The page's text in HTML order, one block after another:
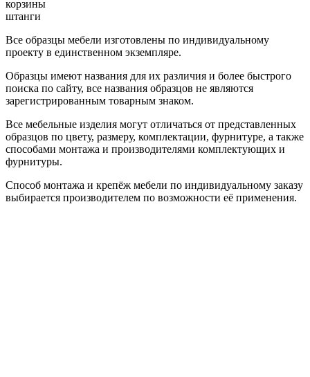
корзины
штанги
Все образцы мебели изготовлены по индивидуальному
проекту в единственном экземпляре.
Образцы имеют названия для их различия и более быстрого
поиска по сайту, все названия образцов не являются
зарегистрированным товарным знаком.
Все мебельные изделия могут отличаться от представленных
образцов по цвету, размеру, комплектации, фурнитуре, а также
способами монтажа и производителями комплектующих и
фурнитуры.
Способ монтажа и крепёж мебели по индивидуальному заказу
выбирается производителем по возможности её применения.